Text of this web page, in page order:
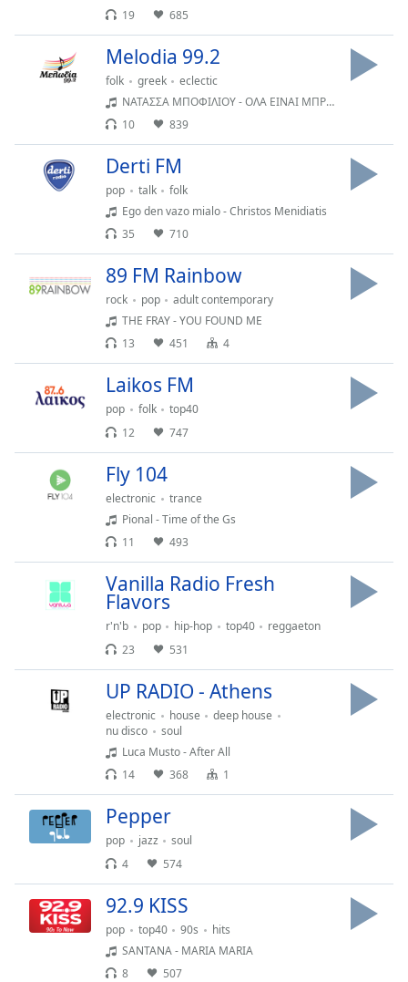
window.
Escape
and
Background
Color
Background
Style
Font
19
685
Melodia 99.2
folk greek
eclectic
ΝΑΤΑΣΣΑ ΜΠΟΦΙΛΙΟΥ - ΟΛΑ ΕΙΝΑΙ ΜΠΡΟΣΤΑ
10
839
Derti FM
pop talk
folk
Ego den vazo mialo - Christos Menidiatis
35
710
89 FM Rainbow
rock pop
adult contemporary
THE FRAY - YOU FOUND ME
13
451 4
Laikos FM
pop folk
top40
12
747
Fly 104
electronic
trance
Pional - Time of the Gs
11
493
Vanilla Radio Fresh
Flavors
r'n'b pop hip-hop top40
reggaeton
23
531
UP RADIO - Athens
electronic house
deep house
nu disco
soul
Luca Musto - After All
14
368 1
Pepper
pop jazz
soul
4
574
92.9 KISS
pop top40 90s
hits
SANTANA - MARIA MARIA
8
507